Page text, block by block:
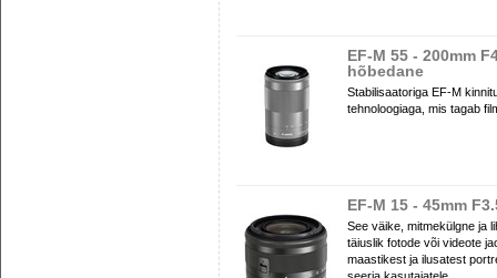
EF-M 55 - 200mm
hõbedane
Stabilisaatoriga EF-M
tehnoloogiaga, mis tagab
EF-M 15 - 45mm
See väike, mitmekülgne ja
täiuslik fotode või videote
maastikest ja ilusatest